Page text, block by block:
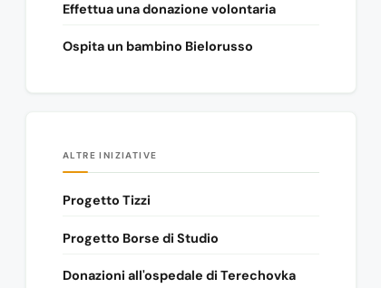
Effettua una donazione volontaria
Ospita un bambino Bielorusso
ALTRE INIZIATIVE
Progetto Tizzi
Progetto Borse di Studio
Donazioni all'ospedale di Terechovka